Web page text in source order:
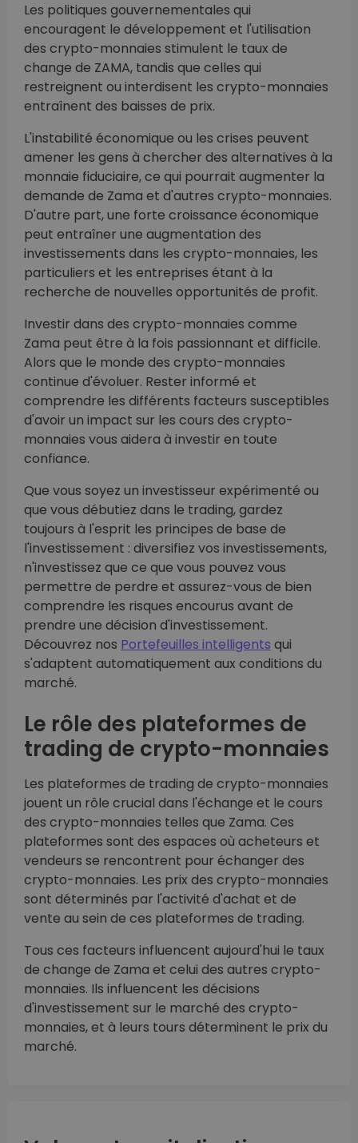
Les politiques gouvernementales qui
encouragent le développement et l'utilisation
des crypto-monnaies stimulent le taux de
change de ZAMA, tandis que celles qui
restreignent ou interdisent les crypto-monnaies
entraînent des baisses de prix.
L'instabilité économique ou les crises peuvent
amener les gens à chercher des alternatives à la
monnaie fiduciaire, ce qui pourrait augmenter la
demande de Zama et d'autres crypto-monnaies.
D'autre part, une forte croissance économique
peut entraîner une augmentation des
investissements dans les crypto-monnaies, les
particuliers et les entreprises étant à la
recherche de nouvelles opportunités de profit.
Investir dans des crypto-monnaies comme
Zama peut être à la fois passionnant et difficile.
Alors que le monde des crypto-monnaies
continue d'évoluer. Rester informé et
comprendre les différents facteurs susceptibles
d'avoir un impact sur les cours des crypto-
monnaies vous aidera à investir en toute
confiance.
Que vous soyez un investisseur expérimenté ou
que vous débutiez dans le trading, gardez
toujours à l'esprit les principes de base de
l'investissement : diversifiez vos investissements,
n'investissez que ce que vous pouvez vous
permettre de perdre et assurez-vous de bien
comprendre les risques encourus avant de
prendre une décision d'investissement.
Découvrez nos Portefeuilles intelligents qui
s'adaptent automatiquement aux conditions du
marché.
Le rôle des plateformes de
trading de crypto-monnaies
Les plateformes de trading de crypto-monnaies
jouent un rôle crucial dans l'échange et le cours
des crypto-monnaies telles que Zama. Ces
plateformes sont des espaces où acheteurs et
vendeurs se rencontrent pour échanger des
crypto-monnaies. Les prix des crypto-monnaies
sont déterminés par l'activité d'achat et de
vente au sein de ces plateformes de trading.
Tous ces facteurs influencent aujourd'hui le taux
de change de Zama et celui des autres crypto-
monnaies. Ils influencent les décisions
d'investissement sur le marché des crypto-
monnaies, et à leurs tours déterminent le prix du
marché.